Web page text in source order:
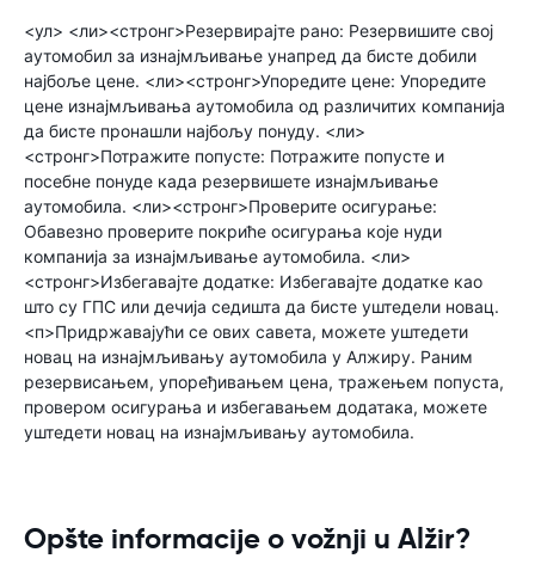
<ул> <ли><стронг>Резервирајте рано: Резервишите свој
аутомобил за изнајмљивање унапред да бисте добили
најбоље цене. <ли><стронг>Упоредите цене: Упоредите
цене изнајмљивања аутомобила од различитих компанија
да бисте пронашли најбољу понуду. <ли>
<стронг>Потражите попусте: Потражите попусте и
посебне понуде када резервишете изнајмљивање
аутомобила. <ли><стронг>Проверите осигурање:
Обавезно проверите покриће осигурања које нуди
компанија за изнајмљивање аутомобила. <ли>
<стронг>Избегавајте додатке: Избегавајте додатке као
што су ГПС или дечија седишта да бисте уштедели новац.
<п>Придржавајући се ових савета, можете уштедети
новац на изнајмљивању аутомобила у Алжиру. Раним
резервисањем, упоређивањем цена, тражењем попуста,
провером осигурања и избегавањем додатака, можете
уштедети новац на изнајмљивању аутомобила.
Opšte informacije o vožnji u Alžir?